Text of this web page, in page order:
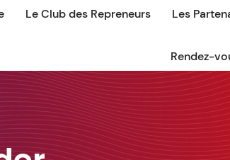
Le Club des Repreneurs Les
Rendez-